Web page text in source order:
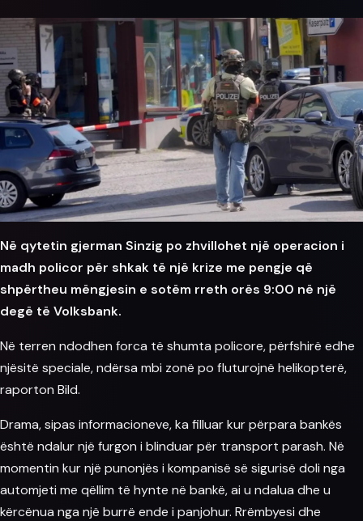
Në qytetin gjerman Sinzig po zhvillohet një operacion i
madh policor për shkak të një krize me pengje që
shpërtheu mëngjesin e sotëm rreth orës 9:00 në një
degë të Volksbank.
Në terren ndodhen forca të shumta policore, përfshirë edhe
njësitë speciale, ndërsa mbi zonë po fluturojnë helikopterë,
raporton Bild.
Drama, sipas informacioneve, ka filluar kur përpara bankës
është ndalur një furgon i blinduar për transport parash. Në
momentin kur një punonjës i kompanisë së sigurisë doli nga
automjeti me qëllim të hynte në bankë, ai u ndalua dhe u
kërcënua nga një burrë ende i panjohur. Rrëmbyesi dhe